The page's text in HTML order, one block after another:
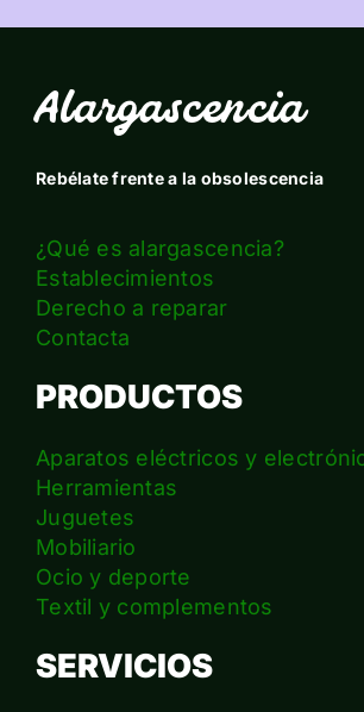
Alargascencia
Rebélate frente a la obsolescencia
¿Qué es alargascencia?
Establecimientos
Derecho a reparar
Contacta
PRODUCTOS
Aparatos eléctricos y
Herramientas
Juguetes
Mobiliario
Ocio y deporte
Textil y complementos
SERVICIOS